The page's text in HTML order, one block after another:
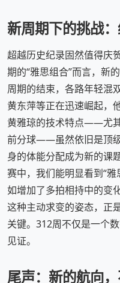
新周期下的挑战
超越历史纪录固然值得庆
期的“雅思组合”而言，新
周期的结束，各路年轻混
黄东萍等正在迅速崛起，
黄雅琼的技术特点——尤
前分球——虽然依旧是顶
身的体能分配成为新的课
赛中，我们能明显看到“
如增加了多拍相持中的变
这种主动求变的姿态，正
关键。312周不仅是一个
见证。
尾声：新的航向